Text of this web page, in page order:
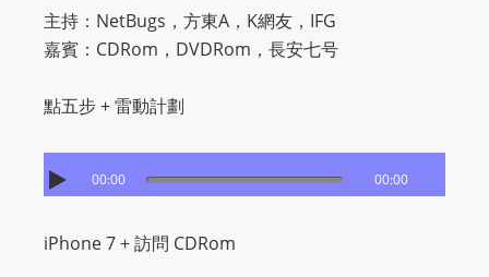
主持：NetBugs，方東A，K網友，IFG
嘉賓：CDRom，DVDRom，長安七号
點五步 + 雷動計劃
00:00 00:00
iPhone 7 + 訪問 CDRom